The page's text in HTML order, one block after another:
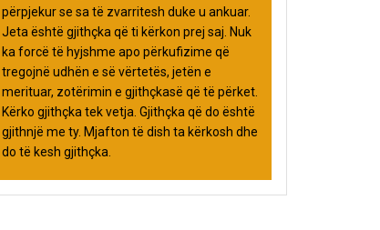
përpjekur se sa të zvarritesh duke u ankuar.
Jeta është gjithçka që ti kërkon prej saj. Nuk
ka forcë të hyjshme apo përkufizime që
tregojnë udhën e së vërtetës, jetën e
merituar, zotërimin e gjithçkasë që të përket.
Kërko gjithçka tek vetja. Gjithçka që do është
gjithnjë me ty. Mjafton të dish ta kërkosh dhe
do të kesh gjithçka.